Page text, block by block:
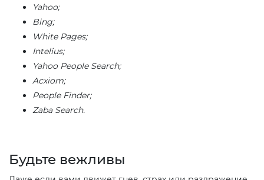
Yahoo;
Bing;
White Pages;
Intelius;
Yahoo People Search;
Acxiom;
People Finder;
Zaba Search.
Будьте вежливы​